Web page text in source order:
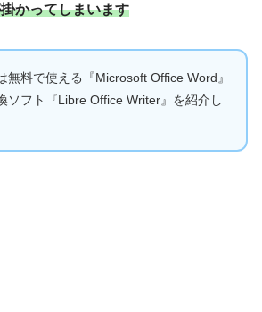
かってしまいます
無料で使える『Microsoft Office Word』
ソフト『Libre Office Writer』を紹介し